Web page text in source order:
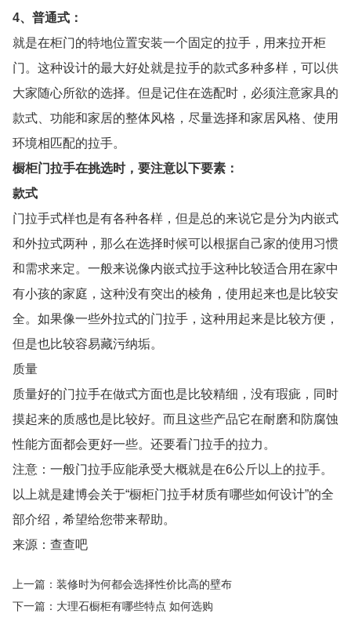
4、普通式：
就是在柜门的特地位置安装一个固定的拉手，用来拉开柜
门。这种设计的最大好处就是拉手的款式多种多样，可以供
大家随心所欲的选择。但是记住在选配时，必须注意家具的
款式、功能和家居的整体风格，尽量选择和家居风格、使用
环境相匹配的拉手。
橱柜门拉手在挑选时，要注意以下要素：
款式
门拉手式样也是有各种各样，但是总的来说它是分为内嵌式
和外拉式两种，那么在选择时候可以根据自己家的使用习惯
和需求来定。一般来说像内嵌式拉手这种比较适合用在家中
有小孩的家庭，这种没有突出的棱角，使用起来也是比较安
全。如果像一些外拉式的门拉手，这种用起来是比较方便，
但是也比较容易藏污纳垢。
质量
质量好的门拉手在做式方面也是比较精细，没有瑕疵，同时
摸起来的质感也是比较好。而且这些产品它在耐磨和防腐蚀
性能方面都会更好一些。还要看门拉手的拉力。
注意：一般门拉手应能承受大概就是在6公斤以上的拉手。
以上就是建博会关于“橱柜门拉手材质有哪些如何设计”的全
部介绍，希望给您带来帮助。
来源：查查吧
上一篇：装修时为何都会选择性价比高的壁布
下一篇：大理石橱柜有哪些特点 如何选购